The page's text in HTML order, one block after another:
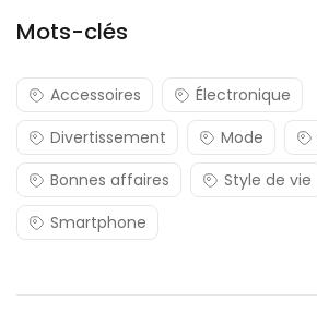
Mots-clés
Accessoires
Électronique
Divertissement
Mode
Bonnes affaires
Style de vie
Smartphone